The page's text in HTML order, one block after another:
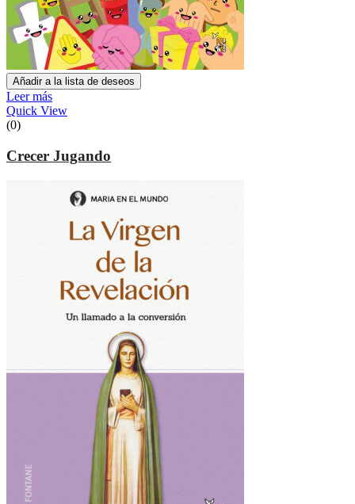
Añadir a la lista de deseos
Leer más
Quick View
(0)
Crecer Jugando